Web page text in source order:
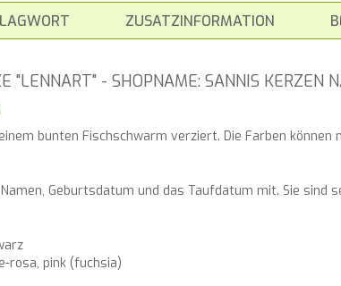
ZUSATZINFORMATION
"LENNART" - SHOPNAME: SANNIS KERZEN
bunten Fischschwarm verziert. Die Farben können
Geburtsdatum und das Taufdatum mit. Sie sind
rosa, pink (fuchsia)